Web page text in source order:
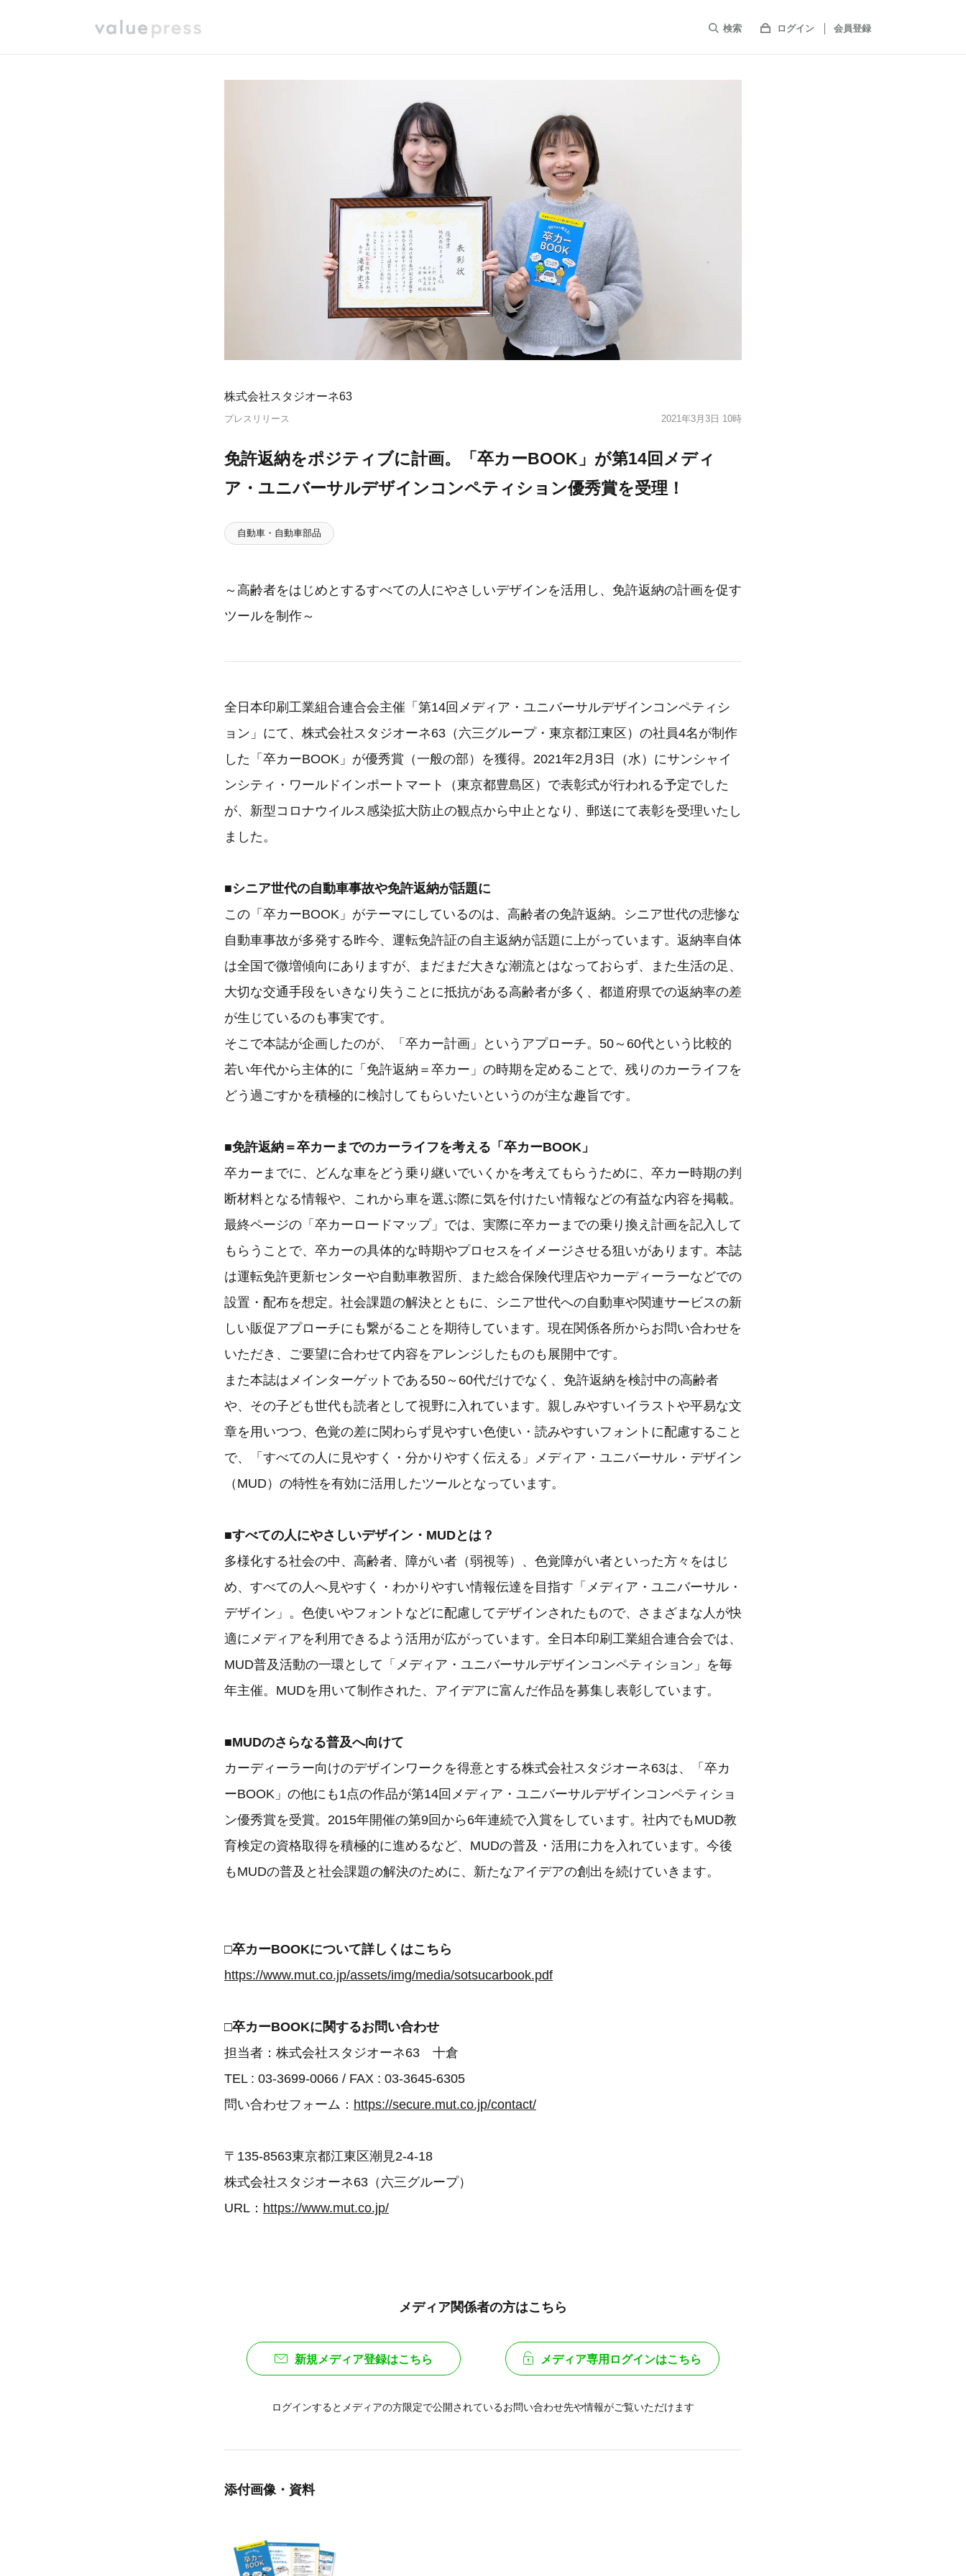
検索 ログイン 会員登録
株式会社スタジオーネ63
プレスリリース 2021年3月3日 10時
免許返納をポジティブに計画。「卒カーBOOK」が第14回メディ
ア・ユニバーサルデザインコンペティション優秀賞を受理！
自動車・自動車部品
～高齢者をはじめとするすべての人にやさしいデザインを活用し、免許返納の計画を促す
ツールを制作～
全日本印刷工業組合連合会主催「第14回メディア・ユニバーサルデザインコンペティシ
ョン」にて、株式会社スタジオーネ63（六三グループ・東京都江東区）の社員4名が制作
した「卒カーBOOK」が優秀賞（一般の部）を獲得。2021年2月3日（水）にサンシャイ
ンシティ・ワールドインポートマート（東京都豊島区）で表彰式が行われる予定でした
が、新型コロナウイルス感染拡大防止の観点から中止となり、郵送にて表彰を受理いたし
ました。
■シニア世代の自動車事故や免許返納が話題に
この「卒カーBOOK」がテーマにしているのは、高齢者の免許返納。シニア世代の悲惨な
自動車事故が多発する昨今、運転免許証の自主返納が話題に上がっています。返納率自体
は全国で微増傾向にありますが、まだまだ大きな潮流とはなっておらず、また生活の足、
大切な交通手段をいきなり失うことに抵抗がある高齢者が多く、都道府県での返納率の差
が生じているのも事実です。
そこで本誌が企画したのが、「卒カー計画」というアプローチ。50～60代という比較的
若い年代から主体的に「免許返納＝卒カー」の時期を定めることで、残りのカーライフを
どう過ごすかを積極的に検討してもらいたいというのが主な趣旨です。
■免許返納＝卒カーまでのカーライフを考える「卒カーBOOK」
卒カーまでに、どんな車をどう乗り継いでいくかを考えてもらうために、卒カー時期の判
断材料となる情報や、これから車を選ぶ際に気を付けたい情報などの有益な内容を掲載。
最終ページの「卒カーロードマップ」では、実際に卒カーまでの乗り換え計画を記入して
もらうことで、卒カーの具体的な時期やプロセスをイメージさせる狙いがあります。本誌
は運転免許更新センターや自動車教習所、また総合保険代理店やカーディーラーなどでの
設置・配布を想定。社会課題の解決とともに、シニア世代への自動車や関連サービスの新
しい販促アプローチにも繋がることを期待しています。現在関係各所からお問い合わせを
いただき、ご要望に合わせて内容をアレンジしたものも展開中です。
また本誌はメインターゲットである50～60代だけでなく、免許返納を検討中の高齢者
や、その子ども世代も読者として視野に入れています。親しみやすいイラストや平易な文
章を用いつつ、色覚の差に関わらず見やすい色使い・読みやすいフォントに配慮すること
で、「すべての人に見やすく・分かりやすく伝える」メディア・ユニバーサル・デザイン
（MUD）の特性を有効に活用したツールとなっています。
■すべての人にやさしいデザイン・MUDとは？
多様化する社会の中、高齢者、障がい者（弱視等）、色覚障がい者といった方々をはじ
め、すべての人へ見やすく・わかりやすい情報伝達を目指す「メディア・ユニバーサル・
デザイン」。色使いやフォントなどに配慮してデザインされたもので、さまざまな人が快
適にメディアを利用できるよう活用が広がっています。全日本印刷工業組合連合会では、
MUD普及活動の一環として「メディア・ユニバーサルデザインコンペティション」を毎
年主催。MUDを用いて制作された、アイデアに富んだ作品を募集し表彰しています。
■MUDのさらなる普及へ向けて
カーディーラー向けのデザインワークを得意とする株式会社スタジオーネ63は、「卒カ
ーBOOK」の他にも1点の作品が第14回メディア・ユニバーサルデザインコンペティショ
ン優秀賞を受賞。2015年開催の第9回から6年連続で入賞をしています。社内でもMUD教
育検定の資格取得を積極的に進めるなど、MUDの普及・活用に力を入れています。今後
もMUDの普及と社会課題の解決のために、新たなアイデアの創出を続けていきます。
□卒カーBOOKについて詳しくはこちら
https://www.mut.co.jp/assets/img/media/sotsucarbook.pdf
□卒カーBOOKに関するお問い合わせ
担当者：株式会社スタジオーネ63 十倉
TEL : 03-3699-0066 / FAX : 03-3645-6305
問い合わせフォーム： https://secure.mut.co.jp/contact/
〒135-8563東京都江東区潮見2-4-18
株式会社スタジオーネ63（六三グループ）
URL： https://www.mut.co.jp/
メディア関係者の方はこちら
新規メディア登録はこちら メディア専用ログインはこちら
ログインするとメディアの方限定で公開されているお問い合わせ先や情報がご覧いただけます
添付画像・資料